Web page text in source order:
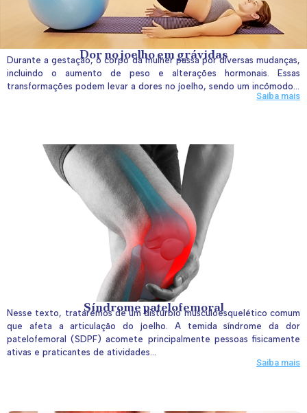
Dor no joelho em grávidas
Durante a gestação, o corpo da mulher passa por diversas mudanças,
incluindo o aumento de peso e alterações hormonais. Essas
transformações podem levar a dores no joelho, sendo um incômodo...
Saiba mais
Síndrome patelofemoral
Nesse texto, trataremos de um distúrbio musculoesquelético comum
que afeta a articulação do joelho. A temida síndrome da dor
patelofemoral (SDPF) acomete principalmente pessoas fisicamente
ativas e praticantes de atividades...
Saiba mais